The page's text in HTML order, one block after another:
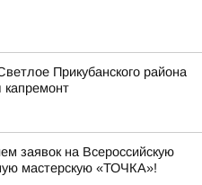
Прикубанского района
капремонт
заявок на Всероссийскую
мастерскую «ТОЧКА»!